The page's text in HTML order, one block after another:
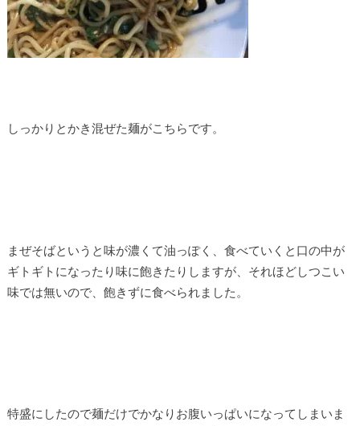
しっかりとかき混ぜた麺がこちらです。
まぜそばというと味が濃くて油っぽく、食べていくと口の中が
ギトギトになったり味に飽きたりしますが、それほどしつこい
味では無いので、飽きずに食べられました。
特盛にしたので麺だけでかなりお腹いっぱいになってしまいま